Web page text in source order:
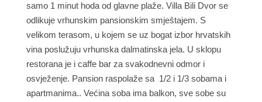
samo 1 minut hoda od glavne plaže. Villa Bili Dvor se
odlikuje vrhunskim pansionskim smještajem. S
velikom terasom, u kojem se uz bogat izbor hrvatskih
vina poslužuju vrhunska dalmatinska jela. U sklopu
restorana je i caffe bar za svakodnevni odmor i
osvježenje. Pansion raspolaže sa 1/2 i 1/3 sobama i
apartmanima.. Većina soba ima balkon, sve sobe su